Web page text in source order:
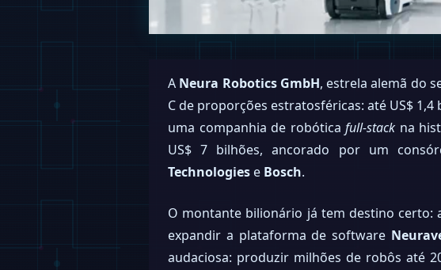
A Neura Robotics GmbH, estrela alemã do
C de proporções estratosféricas: até US$
uma companhia de robóticafull-stack na
US$ 7 bilhões, ancorado por um
Technologies e Bosch.
O montante bilionário já tem destino certo:
expandir a plataforma de software
audaciosa: produzir milhões de robôs até